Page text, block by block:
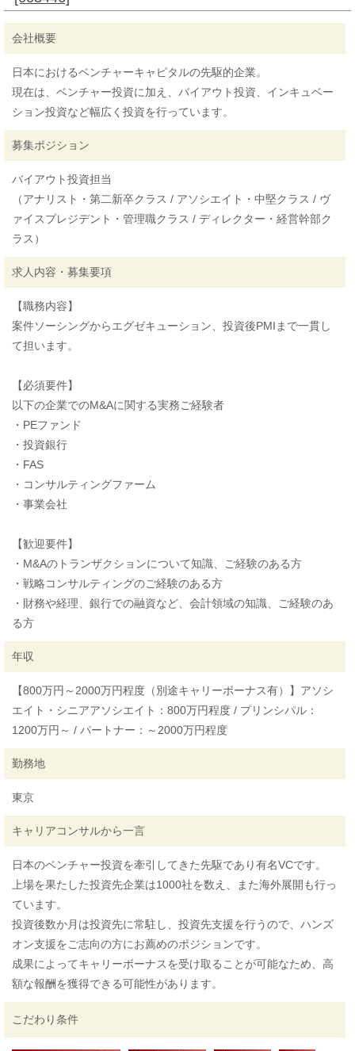
会社概要
日本におけるベンチャーキャピタルの先駆的企業。
現在は、ベンチャー投資に加え、バイアウト投資、インキュベー
ション投資など幅広く投資を行っています。
募集ポジション
バイアウト投資担当
（アナリスト・第二新卒クラス / アソシエイト・中堅クラス / ヴ
ァイスプレジデント・管理職クラス / ディレクター・経営幹部ク
ラス）
求人内容・募集要項
【職務内容】
案件ソーシングからエグゼキューション、投資後PMIまで一貫し
て担います。
【必須要件】
以下の企業でのM&Aに関する実務ご経験者
・PEファンド
・投資銀行
・FAS
・コンサルティングファーム
・事業会社
【歓迎要件】
・M&Aのトランザクションについて知識、ご経験のある方
・戦略コンサルティングのご経験のある方
・財務や経理、銀行での融資など、会計領域の知識、ご経験のあ
る方
年収
【800万円～2000万円程度（別途キャリーボーナス有）】アソシ
エイト・シニアアソシエイト：800万円程度 / プリンシパル：
1200万円～ / パートナー：～2000万円程度
勤務地
東京
キャリアコンサルから一言
日本のベンチャー投資を牽引してきた先駆であり有名VCです。
上場を果たした投資先企業は1000社を数え、また海外展開も行っ
ています。
投資後数か月は投資先に常駐し、投資先支援を行うので、ハンズ
オン支援をご志向の方にお薦めのポジションです。
成果によってキャリーボーナスを受け取ることが可能なため、高
額な報酬を獲得できる可能性があります。
こだわり条件